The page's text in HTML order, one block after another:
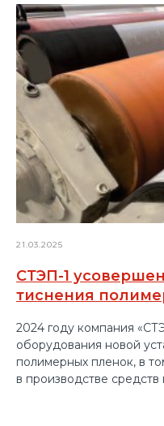
21.03.2025
СТЭП-1
тиснения
2024 году компания
оборудования новой
полимерных пленок, в
в производстве средств